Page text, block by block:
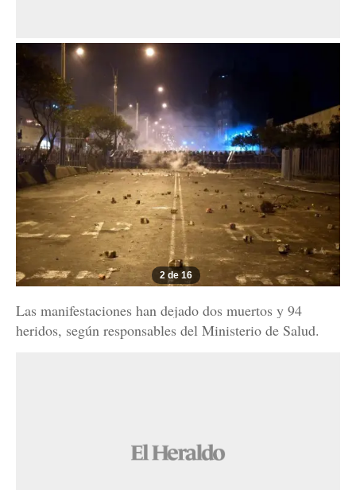
2 de 16
Las manifestaciones han dejado dos muertos y 94
heridos, según responsables del Ministerio de Salud.